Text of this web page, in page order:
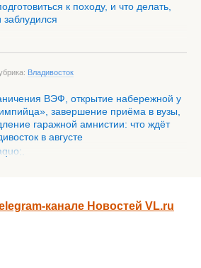
к походу, и что делать,
заблудился
Владивосток
ВЭФ, открытие набережной у
завершение приёма в вузы,
гаражной амнистии: что ждёт
в августе
канале Новостей VL.ru